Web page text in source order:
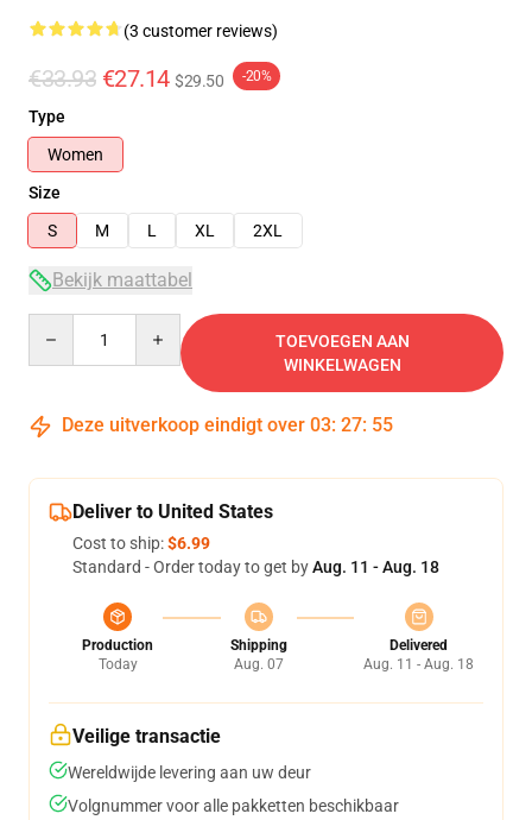
(3 customer reviews)
€33.93 €27.14 $29.50 -20%
Type
Women
Size
S
M L XL 2XL
Bekijk maattabel
TOEVOEGEN AAN
WINKELWAGEN
Deze uitverkoop eindigt over 03: 27: 54
Deliver to United States
Cost to ship:$6.99
Standard - Order today to get byAug. 11 - Aug. 18
Production
Today
Shipping
Aug. 07
Delivered
Aug. 11 - Aug. 18
Veilige transactie
Wereldwijde levering aan uw deur
Volgnummer voor alle pakketten beschikbaar